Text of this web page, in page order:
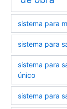
sistema para
sistema para
sistema para
único
sistema para